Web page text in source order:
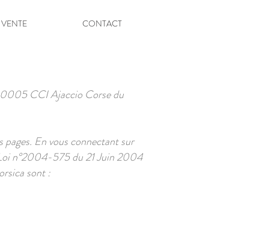
CONTACT
CCI Ajaccio Corse du
En vous connectant sur
Loi n°2004-575 du 21 Juin 2004
sont :